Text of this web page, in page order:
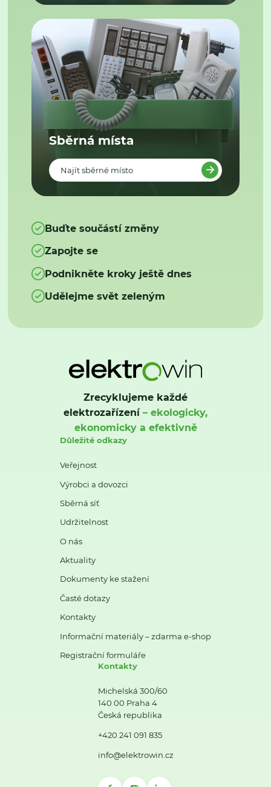
Sběrná místa
Najít sběrné místo
Buďte součástí změny
Zapojte se
Podnikněte kroky ještě dnes
Udělejme svět zeleným
Zrecyklujeme každé
elektrozařízení– ekologicky,
ekonomicky a efektivně
Důležité odkazy
Veřejnost
Výrobci a dovozci
Sběrná síť
Udržitelnost
O nás
Aktuality
Dokumenty ke stažení
Časté dotazy
Kontakty
Informační materiály – zdarma e-shop
Registrační formuláře
Kontakty
Michelská 300/60
140 00 Praha 4
Česká republika
+420 241 091 835
info@elektrowin.cz